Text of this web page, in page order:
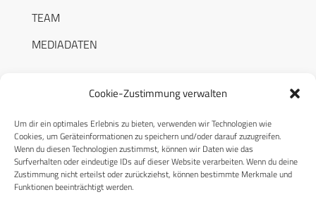
Cookie-Zustimmung verwalten
Um dir ein optimales Erlebnis zu bieten, verwenden wir Technologien wie
Cookies, um Geräteinformationen zu speichern und/oder darauf zuzugreifen.
Wenn du diesen Technologien zustimmst, können wir Daten wie das
Surfverhalten oder eindeutige IDs auf dieser Website verarbeiten. Wenn du deine
Zustimmung nicht erteilst oder zurückziehst, können bestimmte Merkmale und
Funktionen beeinträchtigt werden.
TEAM
MEDIADATEN
RECHTLICHES
Datenschutzerklärung
Cookie-Richtlinie (EU)